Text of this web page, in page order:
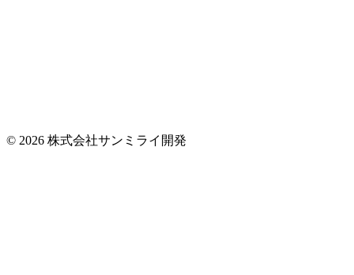
© 2026 株式会社サンミライ開発